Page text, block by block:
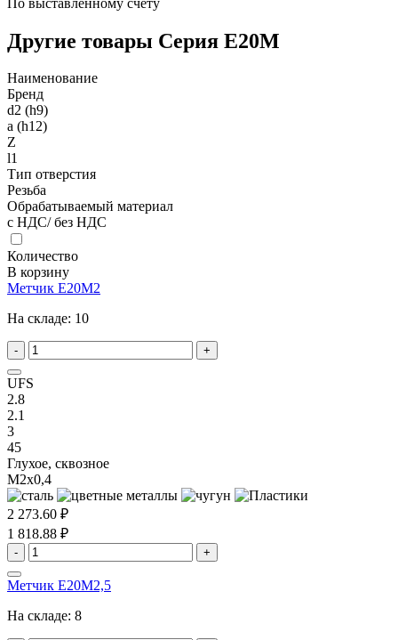
Другие товары Серия E20M
Наименование
Бренд
d2 (h9)
a (h12)
Z
l1
Тип отверстия
Резьба
Обрабатываемый материал
с НДС/ без НДС
Количество
В корзину
Метчик E20M2
На складе: 10
- +
UFS
2.8
2.1
3
45
Глухое, сквозное
M2x0,4
2 273.60 ₽
1 818.88 ₽
- +
Метчик E20M2,5
На складе: 8